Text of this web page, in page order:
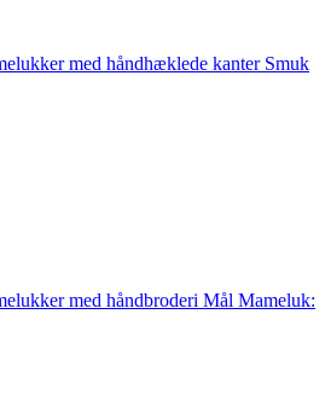
med håndhæklede kanter Smuk
med håndbroderi Mål Mameluk: